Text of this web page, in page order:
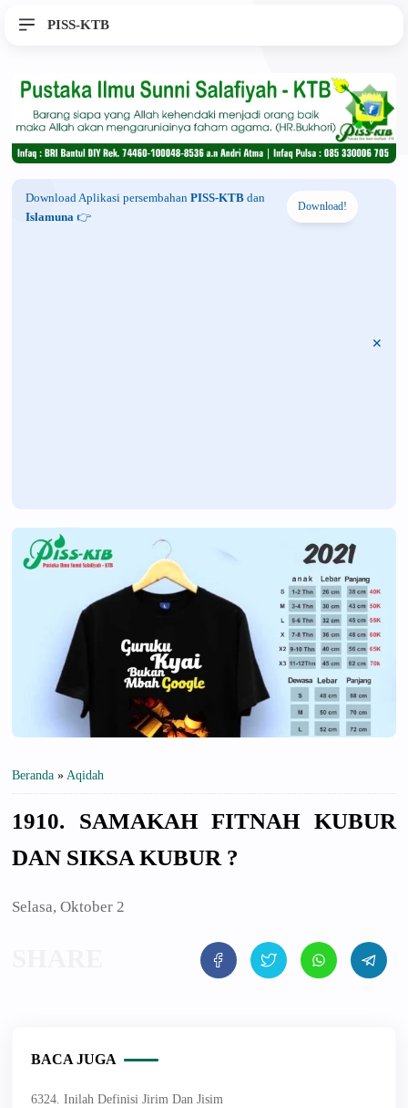
PISS-KTB
Download Aplikasi persembahan PISS-KTB dan
Islamuna 👉
Download!
Beranda » Aqidah
1910. SAMAKAH FITNAH KUBUR
DAN SIKSA KUBUR ?
Selasa, Oktober 2
BACA JUGA
6324. Inilah Definisi Jirim Dan Jisim